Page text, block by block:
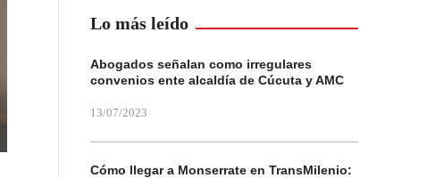
Lo más leído
Abogados señalan como irregulares
convenios ente alcaldía de Cúcuta y AMC
13/07/2023
Cómo llegar a Monserrate en TransMilenio: